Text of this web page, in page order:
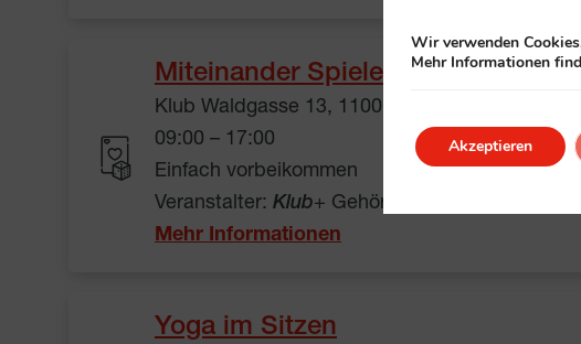
Miteinander Spielen:
Klub Waldgasse 13, 1100 Wien
09:00 – 17:00
Einfach vorbeikommen
Veranstalter: Klub+ Gehörlosenwelt
Mehr Informationen
Yoga im Sitzen
Wir verwenden
Mehr Informationen
Akzeptieren